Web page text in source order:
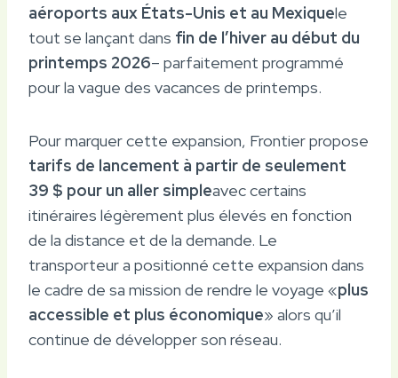
aéroports aux États-Unis et au Mexiquele
tout se lançant dans fin de l’hiver au début du
printemps 2026– parfaitement programmé
pour la vague des vacances de printemps.
Pour marquer cette expansion, Frontier propose
tarifs de lancement à partir de seulement
39 $ pour un aller simpleavec certains
itinéraires légèrement plus élevés en fonction
de la distance et de la demande. Le
transporteur a positionné cette expansion dans
le cadre de sa mission de rendre le voyage «plus
accessible et plus économique» alors qu’il
continue de développer son réseau.